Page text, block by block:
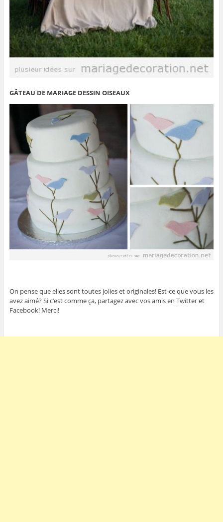
GÂTEAU DE MARIAGE DESSIN OISEAUX
On pense que elles sont toutes jolies et originales! Est-ce que vous les
avez aimé? Si c’est comme ça, partagez avec vos amis en Twitter et
Facebook! Merci!